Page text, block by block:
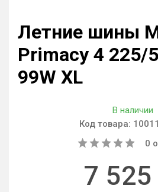
Летние шины
Primacy 4 225/
99W XL
В наличии
Код товара:
0
7 525